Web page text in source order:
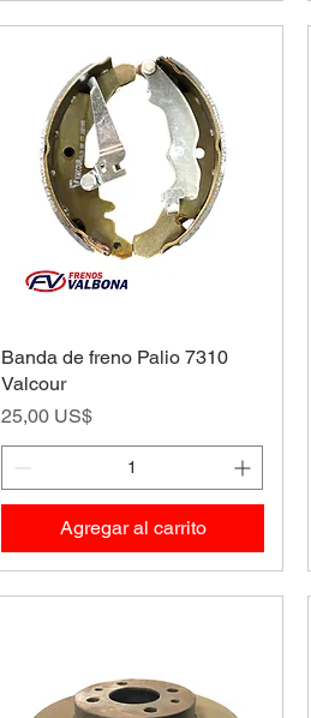
Banda de freno Palio 7310
Valcour
Precio
25,00 US$
Agregar al carrito